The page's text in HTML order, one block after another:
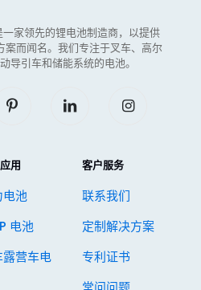
一家领先的锂电池制造商，以提供
而闻名。我们专注于叉车、高尔
导引车和储能系统的电池。
用
电池
电池
露营车电
客户服务
联系我们
定制解决方案
专利证书